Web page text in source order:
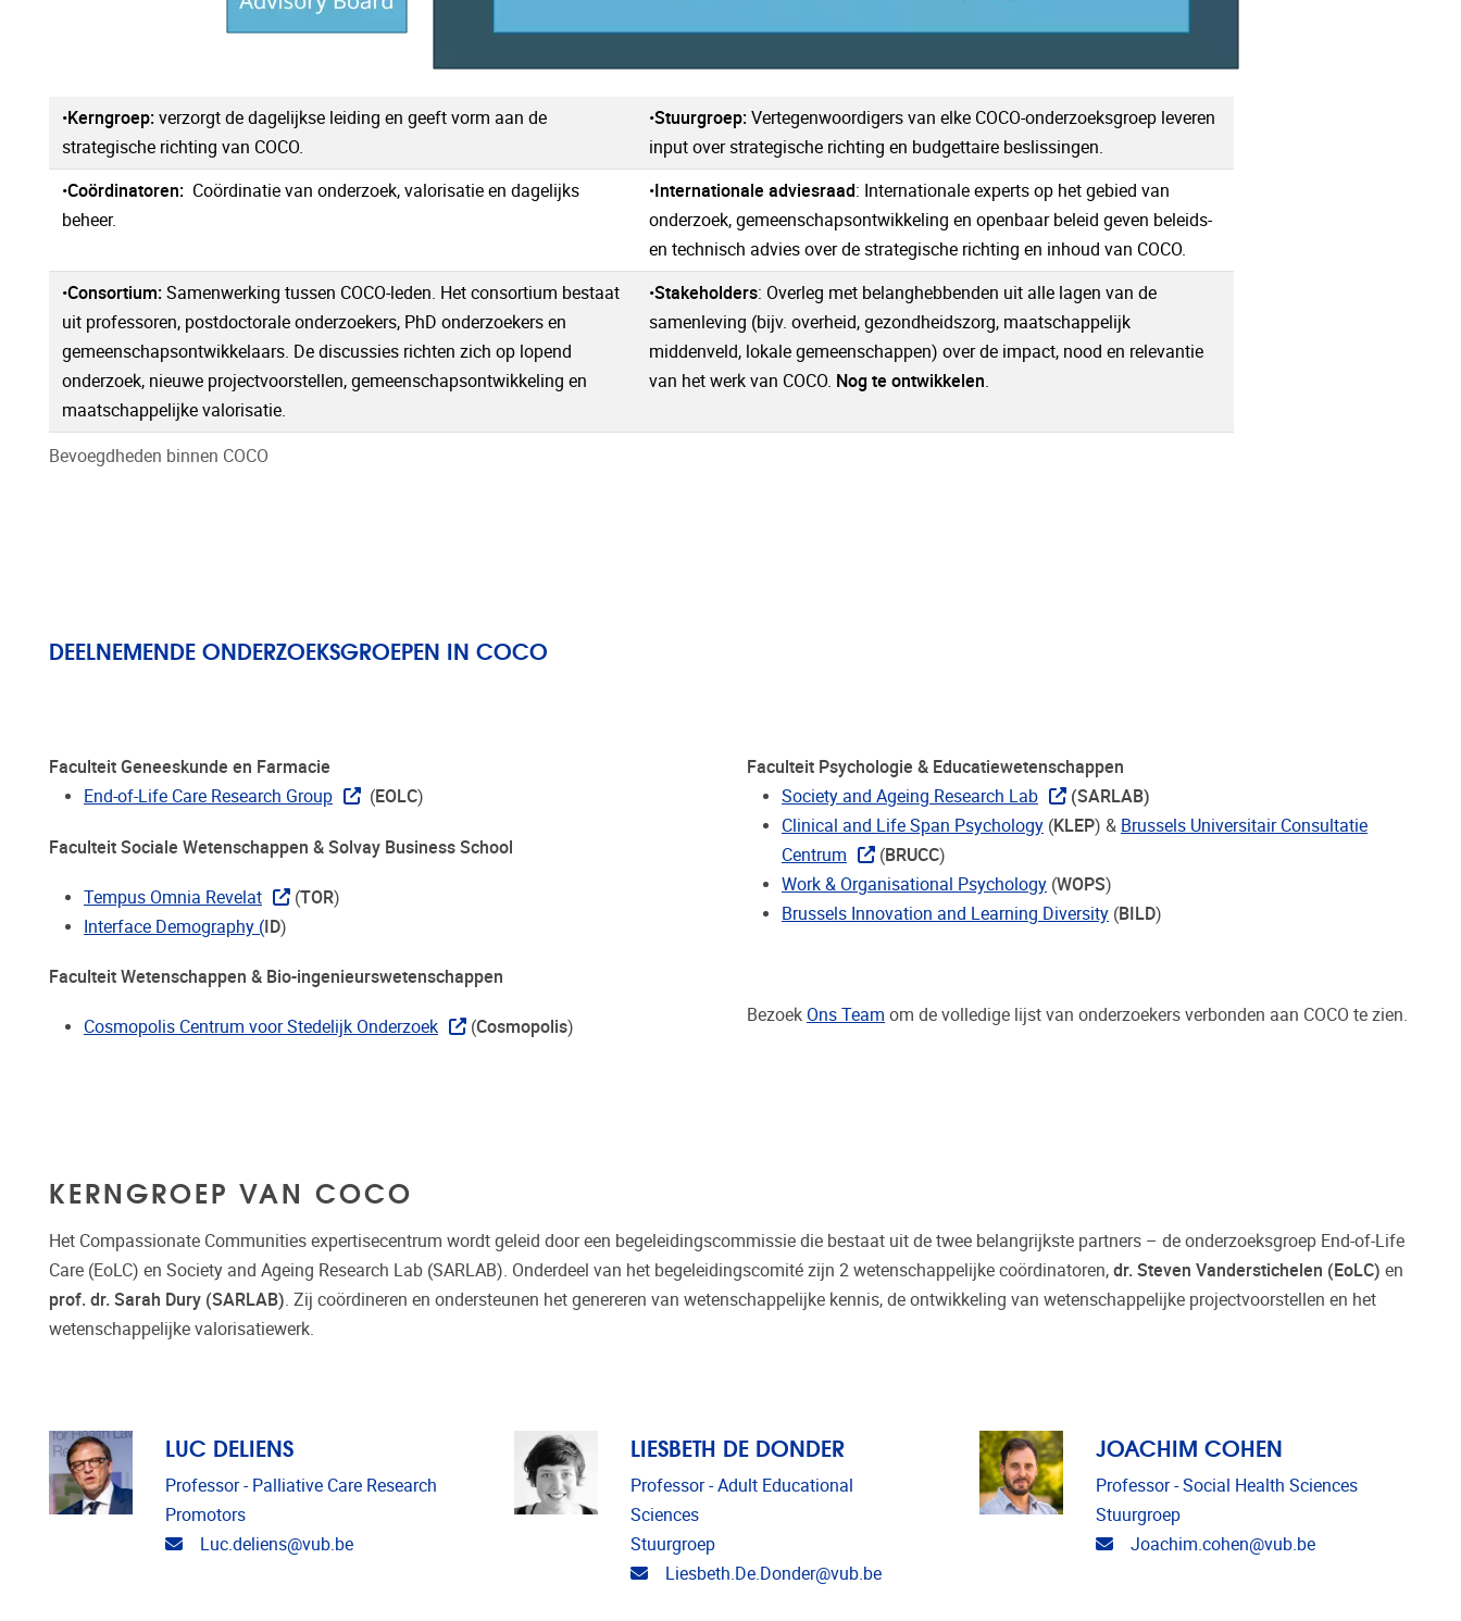
Bevoegdheden binnen COCO
•Kerngroep: verzorgt de dagelijkse leiding en geeft vorm aan de
strategische richting van COCO.
•Stuurgroep: Vertegenwoordigers van elke COCO-onderzoeksgroep leveren
input over strategische richting en budgettaire beslissingen.
•Coördinatoren: Coördinatie van onderzoek, valorisatie en dagelijks
beheer.
• Internationale adviesraad: Internationale experts op het gebied van
onderzoek, gemeenschapsontwikkeling en openbaar beleid geven beleids-
en technisch advies over de strategische richting en inhoud van COCO.
•Consortium: Samenwerking tussen COCO-leden. Het consortium bestaat
uit professoren, postdoctorale onderzoekers, PhD onderzoekers en
gemeenschapsontwikkelaars. De discussies richten zich op lopend
onderzoek, nieuwe projectvoorstellen, gemeenschapsontwikkeling en
maatschappelijke valorisatie.
•Stakeholders: Overleg met belanghebbenden uit alle lagen van de
samenleving (bijv. overheid, gezondheidszorg, maatschappelijk
middenveld, lokale gemeenschappen) over de impact, nood en relevantie
van het werk van COCO. Nog te ontwikkelen.
DEELNEMENDE ONDERZOEKSGROEPEN IN COCO
Faculteit Geneeskunde en Farmacie
End-of-Life Care Research Group
(EOLC)
Faculteit Sociale Wetenschappen & Solvay Business School
Tempus Omnia Revelat (TOR)
Interface Demography (ID)
Faculteit Wetenschappen & Bio-ingenieurswetenschappen
Cosmopolis Centrum voor Stedelijk Onderzoek (Cosmopolis)
Faculteit Psychologie & Educatiewetenschappen
Society and Ageing Research Lab
(SARLAB)
Clinical and Life Span Psychology (KLEP) & Brussels Universitair Consultatie
Centrum
(BRUCC)
Work & Organisational Psychology (WOPS)
Brussels Innovation and Learning Diversity (BILD)
Bezoek Ons Team om de volledige lijst van onderzoekers verbonden aan COCO te zien.
KERNGROEP VAN COCO
Het Compassionate Communities expertisecentrum wordt geleid door een begeleidingscommissie die bestaat uit de twee belangrijkste partners – de onderzoeksgroep End-of-Life
Care (EoLC) en Society and Ageing Research Lab (SARLAB). Onderdeel van het begeleidingscomité zijn 2 wetenschappelijke coördinatoren, dr. Steven Vanderstichelen (EoLC) en
prof. dr. Sarah Dury (SARLAB) . Zij coördineren en ondersteunen het genereren van wetenschappelijke kennis, de ontwikkeling van wetenschappelijke projectvoorstellen en het
wetenschappelijke valorisatiewerk.
LUC DELIENS
Professor - Palliative Care Research
Promotors
E-mailadres
Luc.deliens@vub.be
LIESBETH DE DONDER
Professor - Adult Educational
Sciences
Stuurgroep
E-mailadres
Liesbeth.De.Donder@vub.be
JOACHIM COHEN
Professor - Social Health Sciences
Stuurgroep
E-mailadres
Joachim.cohen@vub.be